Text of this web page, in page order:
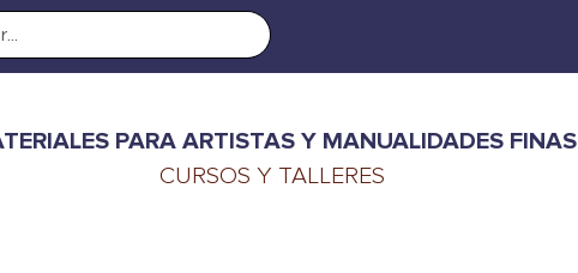
PARA ARTISTAS Y MANUALIDADES FINAS
CURSOS Y TALLERES